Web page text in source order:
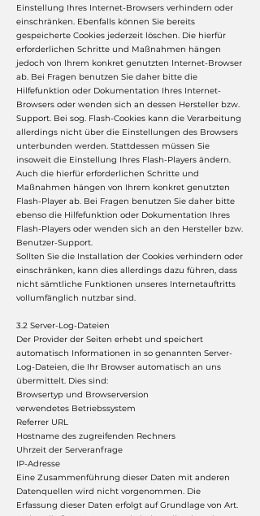
Einstellung Ihres Internet-Browsers verhindern oder
einschränken. Ebenfalls können Sie bereits
gespeicherte Cookies jederzeit löschen. Die hierfür
erforderlichen Schritte und Maßnahmen hängen
jedoch von Ihrem konkret genutzten Internet-Browser
ab. Bei Fragen benutzen Sie daher bitte die
Hilfefunktion oder Dokumentation Ihres Internet-
Browsers oder wenden sich an dessen Hersteller bzw.
Support. Bei sog. Flash-Cookies kann die Verarbeitung
allerdings nicht über die Einstellungen des Browsers
unterbunden werden. Stattdessen müssen Sie
insoweit die Einstellung Ihres Flash-Players ändern.
Auch die hierfür erforderlichen Schritte und
Maßnahmen hängen von Ihrem konkret genutzten
Flash-Player ab. Bei Fragen benutzen Sie daher bitte
ebenso die Hilfefunktion oder Dokumentation Ihres
Flash-Players oder wenden sich an den Hersteller bzw.
Benutzer-Support.
Sollten Sie die Installation der Cookies verhindern oder
einschränken, kann dies allerdings dazu führen, dass
nicht sämtliche Funktionen unseres Internetauftritts
vollumfänglich nutzbar sind.
3.2 Server-Log-Dateien
Der Provider der Seiten erhebt und speichert
automatisch Informationen in so genannten Server-
Log-Dateien, die Ihr Browser automatisch an uns
übermittelt. Dies sind:
Browsertyp und Browserversion
verwendetes Betriebssystem
Referrer URL
Hostname des zugreifenden Rechners
Uhrzeit der Serveranfrage
IP-Adresse
Eine Zusammenführung dieser Daten mit anderen
Datenquellen wird nicht vorgenommen. Die
Erfassung dieser Daten erfolgt auf Grundlage von Art.